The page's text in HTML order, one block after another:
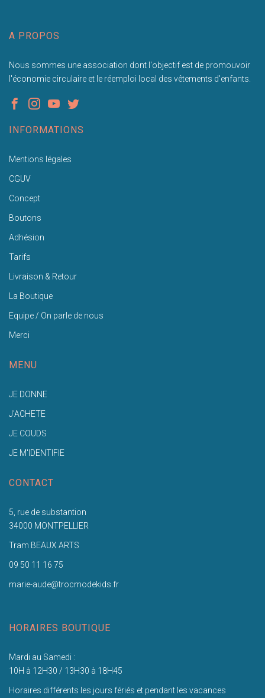
A PROPOS
Nous sommes une association dont l'objectif est de promouvoir
l'économie circulaire et le réemploi local des vêtements d'enfants.
INFORMATIONS
Mentions légales
CGUV
Concept
Boutons
Adhésion
Tarifs
Livraison & Retour
La Boutique
Equipe / On parle de nous
Merci
MENU
JE DONNE
J'ACHETE
JE COUDS
JE M'IDENTIFIE
CONTACT
5, rue de substantion
34000 MONTPELLIER
Tram BEAUX ARTS
09 50 11 16 75
marie-aude@trocmodekids.fr
HORAIRES BOUTIQUE
Mardi au Samedi :
10H à 12H30 / 13H30 à 18H45
Horaires différents les jours fériés et pendant les vacances